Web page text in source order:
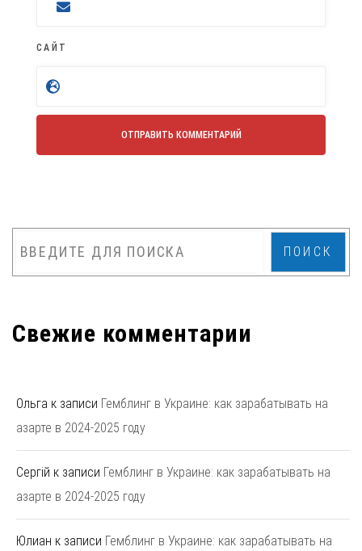
САЙТ
ПОИСК
Свежие комментарии
Ольга к записи Гемблинг в Украине: как зарабатывать на
азарте в 2024-2025 году
Сергій к записи Гемблинг в Украине: как зарабатывать на
азарте в 2024-2025 году
Юлиан к записи Гемблинг в Украине: как зарабатывать на